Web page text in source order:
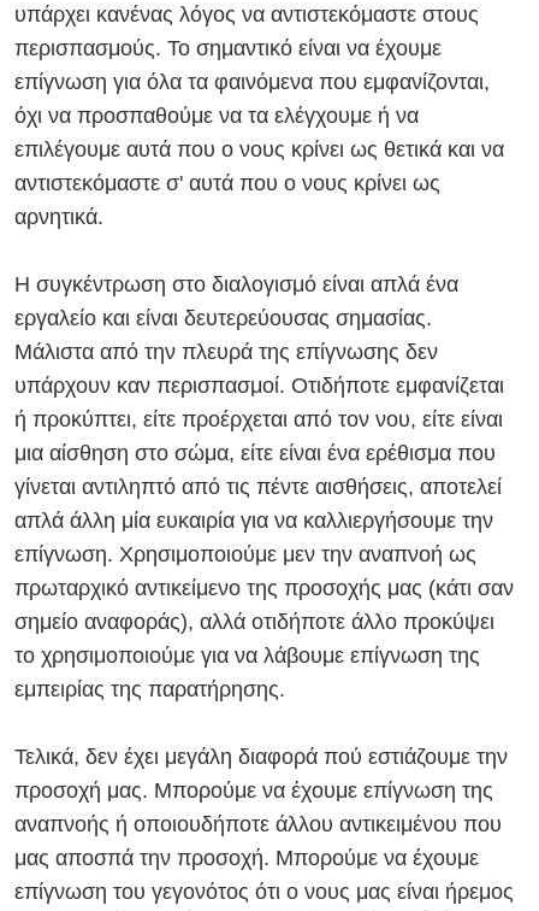
υπάρχει κανένας λόγος να αντιστεκόμαστε στους
περισπασμούς. Το σημαντικό είναι να έχουμε
επίγνωση για όλα τα φαινόμενα που εμφανίζονται,
όχι να προσπαθούμε να τα ελέγχουμε ή να
επιλέγουμε αυτά που ο νους κρίνει ως θετικά και να
αντιστεκόμαστε σ' αυτά που ο νους κρίνει ως
αρνητικά.
Η συγκέντρωση στο διαλογισμό είναι απλά ένα
εργαλείο και είναι δευτερεύουσας σημασίας.
Μάλιστα από την πλευρά της επίγνωσης δεν
υπάρχουν καν περισπασμοί. Οτιδήποτε εμφανίζεται
ή προκύπτει, είτε προέρχεται από τον νου, είτε είναι
μια αίσθηση στο σώμα, είτε είναι ένα ερέθισμα που
γίνεται αντιληπτό από τις πέντε αισθήσεις, αποτελεί
απλά άλλη μία ευκαιρία για να καλλιεργήσουμε την
επίγνωση. Χρησιμοποιούμε μεν την αναπνοή ως
πρωταρχικό αντικείμενο της προσοχής μας (κάτι σαν
σημείο αναφοράς), αλλά οτιδήποτε άλλο προκύψει
το χρησιμοποιούμε για να λάβουμε επίγνωση της
εμπειρίας της παρατήρησης.
Τελικά, δεν έχει μεγάλη διαφορά πού εστιάζουμε την
προσοχή μας. Μπορούμε να έχουμε επίγνωση της
αναπνοής ή οποιουδήποτε άλλου αντικειμένου που
μας αποσπά την προσοχή. Μπορούμε να έχουμε
επίγνωση του γεγονότος ότι ο νους μας είναι ήρεμος